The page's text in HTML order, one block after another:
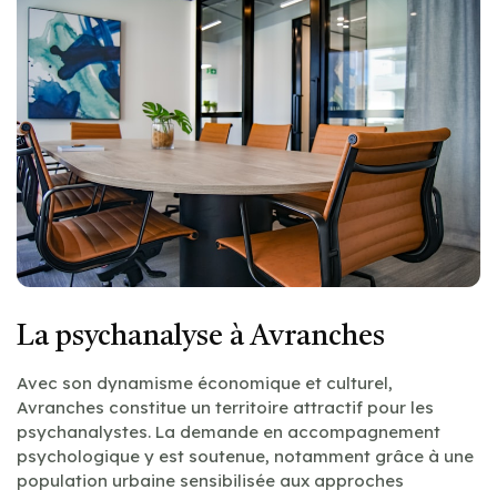
La psychanalyse à Avranches
Avec son dynamisme économique et culturel,
Avranches constitue un territoire attractif pour les
psychanalystes. La demande en accompagnement
psychologique y est soutenue, notamment grâce à une
population urbaine sensibilisée aux approches